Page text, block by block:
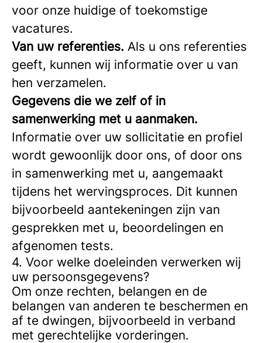
voor onze huidige of toekomstige
vacatures.
Van uw referenties. Als u ons referenties
geeft, kunnen wij informatie over u van
hen verzamelen.
Gegevens die we zelf of in
samenwerking met u aanmaken.
Informatie over uw sollicitatie en profiel
wordt gewoonlijk door ons, of door ons
in samenwerking met u, aangemaakt
tijdens het wervingsproces. Dit kunnen
bijvoorbeeld aantekeningen zijn van
gesprekken met u, beoordelingen en
afgenomen tests.
4. Voor welke doeleinden verwerken wij
uw persoonsgegevens?
Om onze rechten, belangen en de
belangen van anderen te beschermen en
af te dwingen, bijvoorbeeld in verband
met gerechtelijke vorderingen.